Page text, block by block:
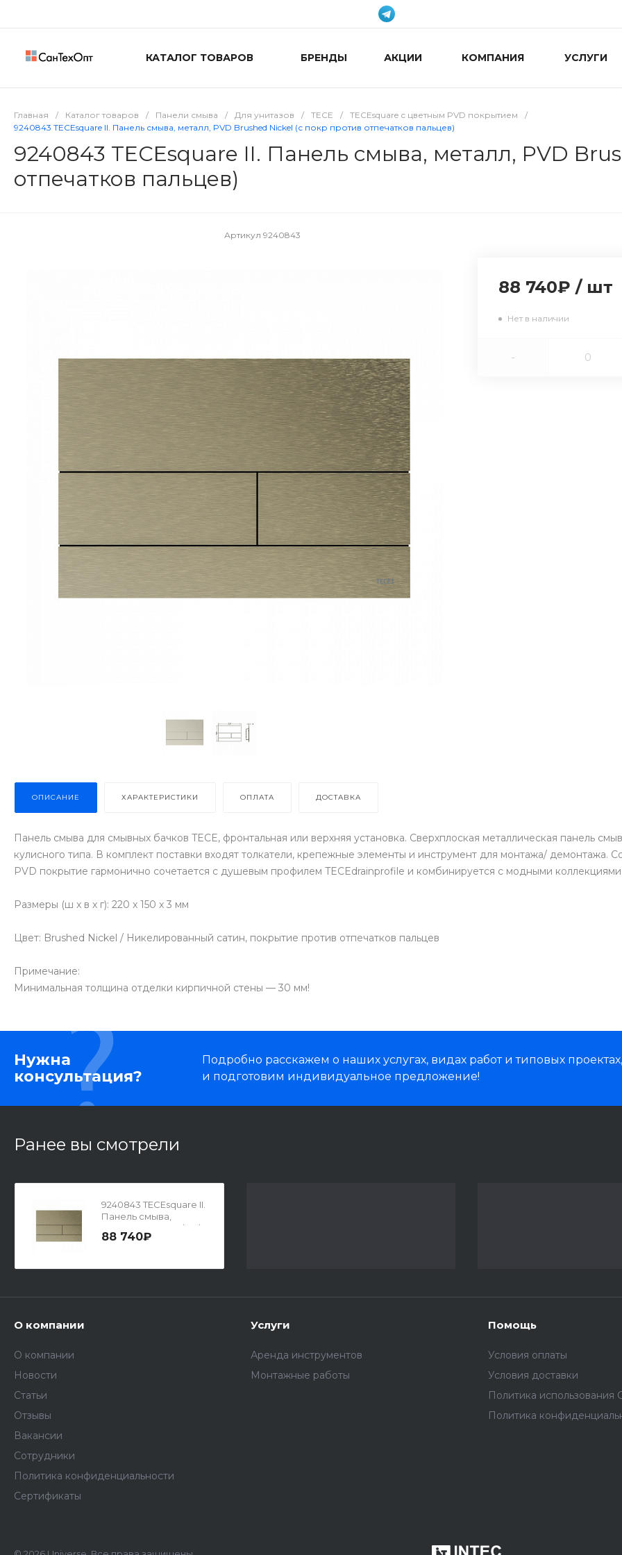
КАТАЛОГ ТОВАРОВ БРЕНДЫ АКЦИИ КОМПАНИЯ УСЛУГИ
Главная / Каталог товаров / Панели смыва / Для унитазов / TECE / TECEsquare с цветным PVD покрытием
/
9240843 TECEsquare II. Панель смыва, металл, PVD Brushed Nickel (с покр против отпечатков пальцев)
9240843 TECEsquare II. Панель смыва, металл, PVD
отпечатков пальцев)
Артикул9240843
88 740₽ / шт
Нет в наличии
-
ОПИСАНИЕ ХАРАКТЕРИСТИКИ ОПЛАТА ДОСТАВКА
Панель смыва для смывных бачков TECE, фронтальная или верхняя установка. Сверхплоская металлическая панель
кулисного типа. В комплект поставки входят толкатели, крепежные элементы и инструмент для монтажа/ демонтажа.
PVD покрытие гармонично сочетается с душевым профилем TECEdrainprofile и комбинируется с модными
Размеры (ш x в x г): 220 x 150 x 3 мм
Цвет: Brushed Nickel / Никелированный сатин, покрытие против отпечатков пальцев
Примечание:
Минимальная толщина отделки кирпичной стены — 30 мм!
Нужна
консультация?
Подробно расскажем о наших услугах, видах работ и типовых
и подготовим индивидуальное предложение!
Ранее вы смотрели
9240843 TECEsquare II.
Панель смыва,
металл, PVD Brushed
Nickel (с покр против
88 740₽
О компании
О компании
Новости
Статьи
Отзывы
Вакансии
Сотрудники
Политика конфиденциальности
Сертификаты
Услуги
Аренда инструментов
Монтажные работы
Помощь
Условия оплаты
Условия доставки
Политика использования
Политика